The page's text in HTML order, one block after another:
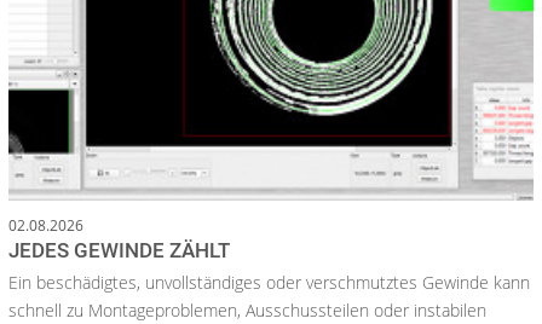
02.08.2026
JEDES GEWINDE ZÄHLT
Ein beschädigtes, unvollständiges oder verschmutztes Gewinde kann
schnell zu Montageproblemen, Ausschussteilen oder instabilen